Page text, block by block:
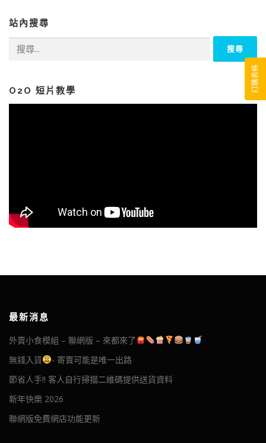
站內搜尋
字:
O2O 短片教學 訂購表格
最新消息
外賣小食模組 – 聯網版 – 來都來了
無錢入貨
- 寄賣可能是唯一出路
節省人手!! 客人自行掃描二維碼提供送貨資料
新年快樂 2026
聯網版免費網店功能更新